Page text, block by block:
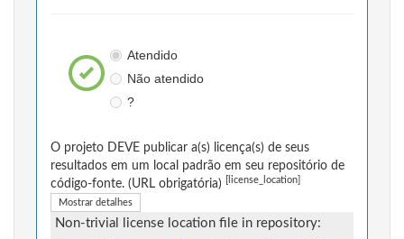
Atendido
Não atendido
?
O projeto DEVE publicar a(s) licença(s) de seus
resultados em um local padrão em seu repositório de
código-fonte. (URL obrigatória)
[license_location]
Mostrar detalhes
Non-trivial license location file in repository: